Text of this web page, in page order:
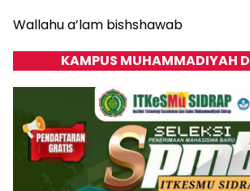
Wallahu a’lam bishshawab
KAMPUS MUHAMMADIYAH